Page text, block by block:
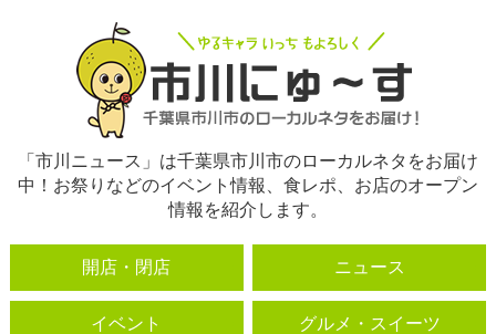
「市川ニュース」は千葉県市川市のローカルネタをお届け
中！お祭りなどのイベント情報、食レポ、お店のオープン
情報を紹介します。
開店・閉店 ニュース
イベント グルメ・スイーツ